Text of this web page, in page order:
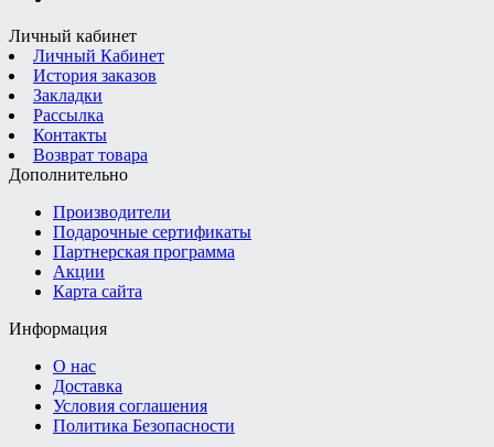
Личный кабинет
Личный Кабинет
История заказов
Закладки
Рассылка
Контакты
Возврат товара
Дополнительно
Производители
Подарочные сертификаты
Партнерская программа
Акции
Карта сайта
Информация
О нас
Доставка
Условия соглашения
Политика Безопасности